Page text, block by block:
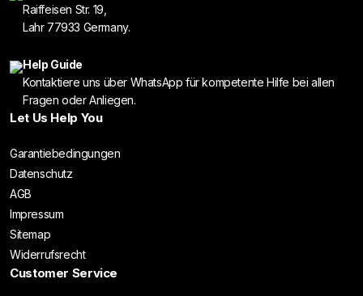
Raiffeisen Str. 19,
Lahr 77933 Germany.
Help Guide
Kontaktiere uns über WhatsApp für kompetente Hilfe bei allen
Fragen oder Anliegen.
Let Us Help You
Garantiebedingungen
Datenschutz
AGB
Impressum
Sitemap
Widerrufsrecht
Customer Service